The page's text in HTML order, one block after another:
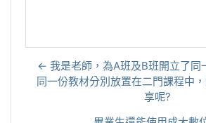
← 我是老師，為A班及B班開立了同
同一份教材分別放置在二門課程中
享呢?